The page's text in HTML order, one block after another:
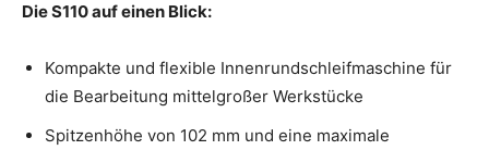
Die S110 auf einen Blick:
Kompakte und flexible Innenrundschleifmaschine für
die Bearbeitung mittelgroßer Werkstücke
Spitzenhöhe von 102 mm und eine maximale